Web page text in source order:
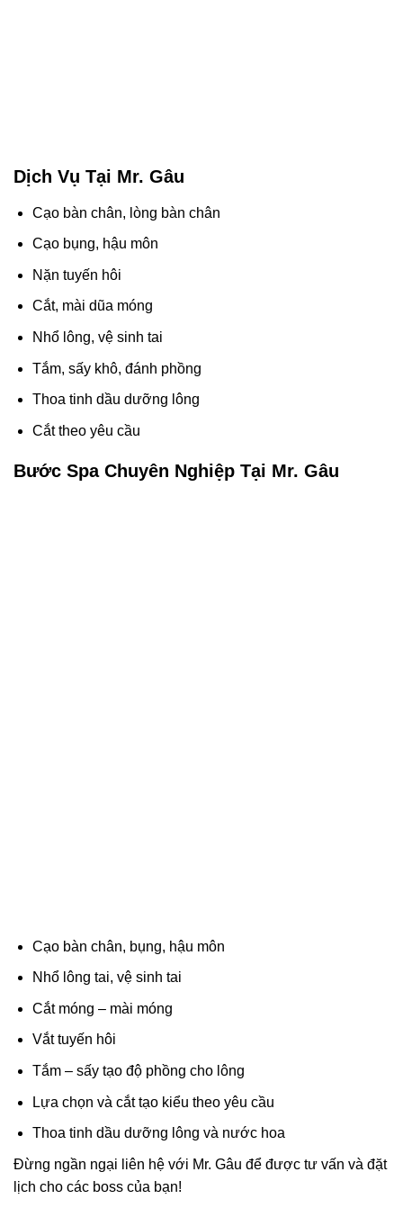
Dịch Vụ Tại Mr. Gâu
Cạo bàn chân, lòng bàn chân
Cạo bụng, hậu môn
Nặn tuyến hôi
Cắt, mài dũa móng
Nhổ lông, vệ sinh tai
Tắm, sấy khô, đánh phồng
Thoa tinh dầu dưỡng lông
Cắt theo yêu cầu
Bước Spa Chuyên Nghiệp Tại Mr. Gâu
Cạo bàn chân, bụng, hậu môn
Nhổ lông tai, vệ sinh tai
Cắt móng – mài móng
Vắt tuyến hôi
Tắm – sấy tạo độ phồng cho lông
Lựa chọn và cắt tạo kiểu theo yêu cầu
Thoa tinh dầu dưỡng lông và nước hoa
Đừng ngần ngại liên hệ với Mr. Gâu để được tư vấn và đặt
lịch cho các boss của bạn!